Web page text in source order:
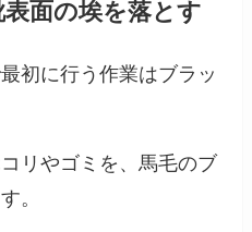
面の埃を落とす
初に行う作業はブラッ
リやゴミを、馬毛のブ
。